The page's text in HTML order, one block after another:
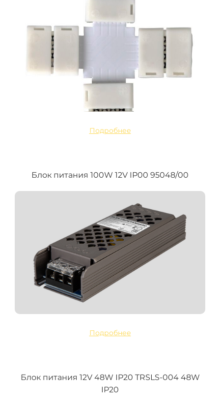
Подробнее
Блок питания 100W 12V IP00 95048/00
Подробнее
Блок питания 12V 48W IP20 TRSLS-004 48W
IP20